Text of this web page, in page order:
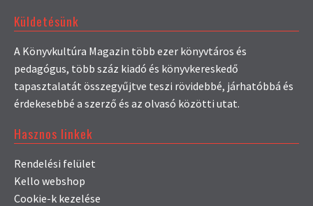
Küldetésünk
A Könyvkultúra Magazin több ezer könyvtáros és
pedagógus, több száz kiadó és könyvkereskedő
tapasztalatát összegyűjtve teszi rövidebbé, járhatóbbá és
érdekesebbé a szerző és az olvasó közötti utat.
Hasznos linkek
Rendelési felület
Kello webshop
Cookie-k kezelése